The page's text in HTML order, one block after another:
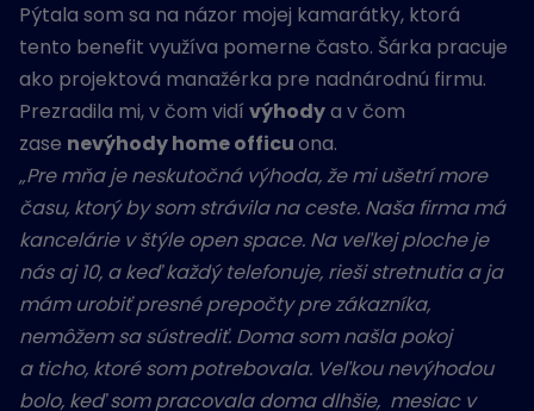
Pýtala som sa na názor mojej kamarátky, ktorá
tento benefit využíva pomerne často. Šárka pracuje
ako projektová manažérka pre nadnárodnú firmu.
Prezradila mi, v čom vidí výhodya v čom
zase nevýhody home officuona.
„Pre mňa je neskutočná výhoda, že mi ušetrí more
času, ktorý by som strávila na ceste. Naša firma má
kancelárie v štýle open space. Na veľkej ploche je
nás aj 10, a keď každý telefonuje, rieši stretnutia a ja
mám urobiť presné prepočty pre zákazníka,
nemôžem sa sústrediť. Doma som našla pokoj
a ticho, ktoré som potrebovala. Veľkou nevýhodou
bolo, keď som pracovala doma dlhšie, mesiac v